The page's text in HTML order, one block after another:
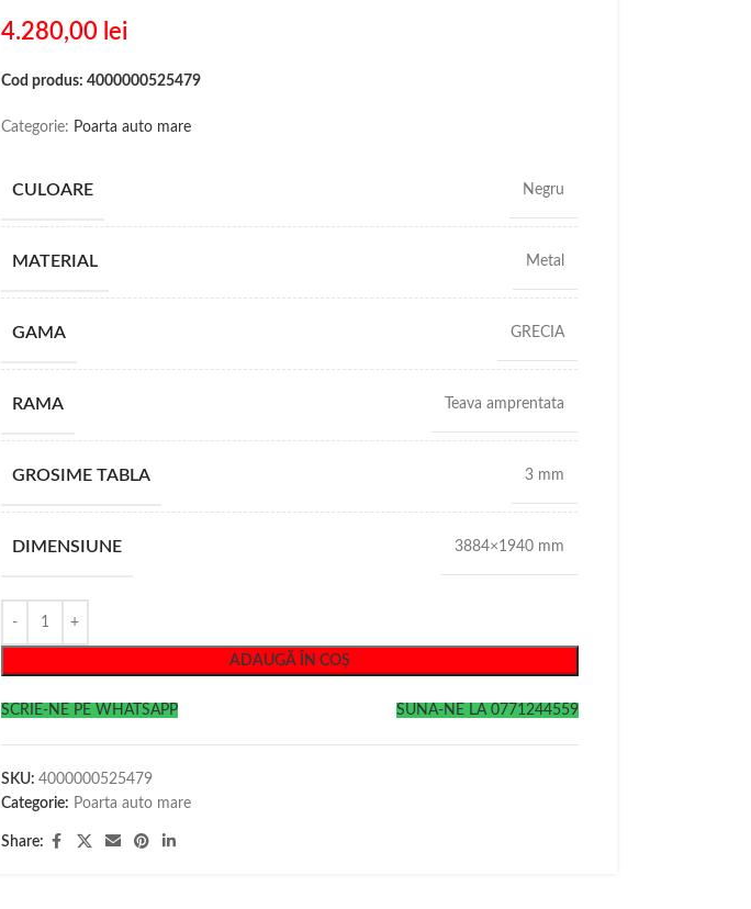
4.280,00 lei
Cod produs: 4000000525479
Categorie: Poarta auto mare
CULOARE Negru
MATERIAL Metal
GAMA GRECIA
RAMA Teava amprentata
GROSIME TABLA 3 mm
DIMENSIUNE 3884×1940 mm
ADAUGĂ ÎN COȘ
SCRIE-NE PE WHATSAPP SUNA-NE LA 0771244559
SKU: 4000000525479
Categorie: Poarta auto mare
Share: